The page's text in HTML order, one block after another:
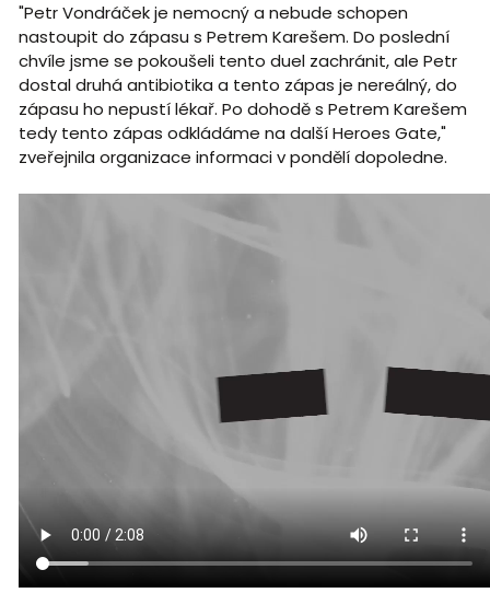
"Petr Vondráček je nemocný a nebude schopen
nastoupit do zápasu s Petrem Karešem. Do poslední
chvíle jsme se pokoušeli tento duel zachránit, ale Petr
dostal druhá antibiotika a tento zápas je nereálný, do
zápasu ho nepustí lékař. Po dohodě s Petrem Karešem
tedy tento zápas odkládáme na další Heroes Gate,"
zveřejnila organizace informaci v pondělí dopoledne.